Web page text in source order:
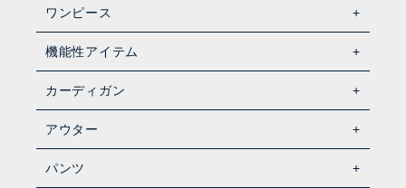
ワンピース
機能性アイテム
カーディガン
アウター
パンツ